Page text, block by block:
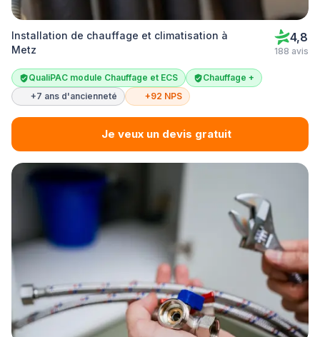
Installation de chauffage et climatisation à
Metz
4,8
188 avis
QualiPAC module Chauffage et ECS
Chauffage +
+7 ans d'ancienneté
+92 NPS
Je veux un devis gratuit